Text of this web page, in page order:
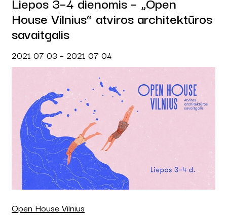
House Vilnius“ atviros architektūros
savaitgalis
2021 07 03 – 2021 07 04
Open House Vilnius